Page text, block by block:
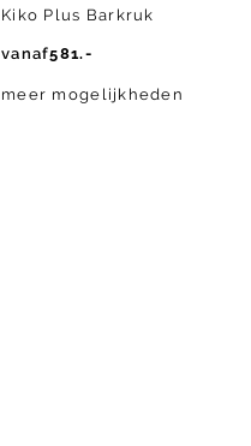
Kiko Plus Barkruk
vanaf581.-
meer mogelijkheden